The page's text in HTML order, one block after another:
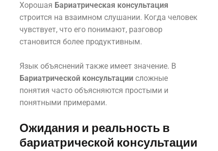
Хорошая Бариатрическая консультация
строится на взаимном слушании. Когда человек
чувствует, что его понимают, разговор
становится более продуктивным.
Язык объяснений также имеет значение. В
Бариатрической консультации сложные
понятия часто объясняются простыми и
понятными примерами.
Ожидания и реальность в
бариатрической консультации